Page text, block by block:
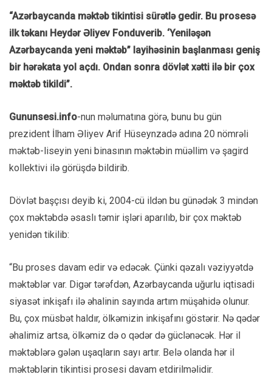
“Azərbaycanda məktəb tikintisi sürətlə gedir. Bu prosesə
ilk təkanı Heydər Əliyev Fonduverib. ‘Yeniləşən
Azərbaycanda yeni məktəb” layihəsinin başlanması geniş
bir hərəkata yol açdı. Ondan sonra dövlət xətti ilə bir çox
məktəb tikildi”.
Gununsesi.info-nun məlumatına görə, bunu bu gün
prezident İlham Əliyev Arif Hüseynzadə adına 20 nömrəli
məktəb-liseyin yeni binasının məktəbin müəllim və şagird
kollektivi ilə görüşdə bildirib.
Dövlət başçısı deyib ki, 2004-cü ildən bu günədək 3 mindən
çox məktəbdə əsaslı təmir işləri aparılıb, bir çox məktəb
yenidən tikilib:
“Bu proses davam edir və edəcək. Çünki qəzalı vəziyyətdə
məktəblər var. Digər tərəfdən, Azərbaycanda uğurlu iqtisadi
siyasət inkişafı ilə əhalinin sayında artım müşahidə olunur.
Bu, çox müsbət haldır, ölkəmizin inkişafını göstərir. Nə qədər
əhalimiz artsa, ölkəmiz də o qədər də güclənəcək. Hər il
məktəblərə gələn uşaqların sayı artır. Belə olanda hər il
məktəblərin tikintisi prosesi davam etdirilməlidir.